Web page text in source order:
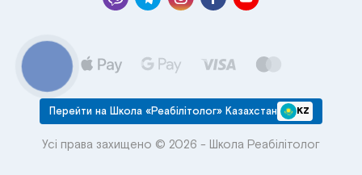
Перейти на Школа «Реабілітолог» Казахстан KZ
Усі права захищено © 2026 - Школа Реабілітолог